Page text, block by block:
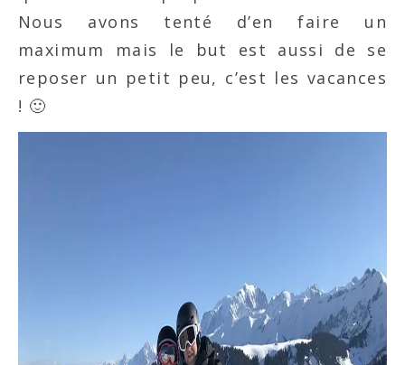
Nous avons tenté d’en faire un
maximum mais le but est aussi de se
reposer un petit peu, c’est les vacances
! 🙂